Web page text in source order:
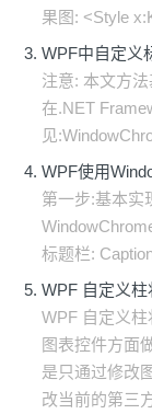
果图: <Style
WPF中自定义
注意: 本文方
在.NET
见
WPF使用
第一步:基本实
标题栏:
WPF 自定义
WPF 自定义
图表控件方面
是只通过修改
改当前的第三